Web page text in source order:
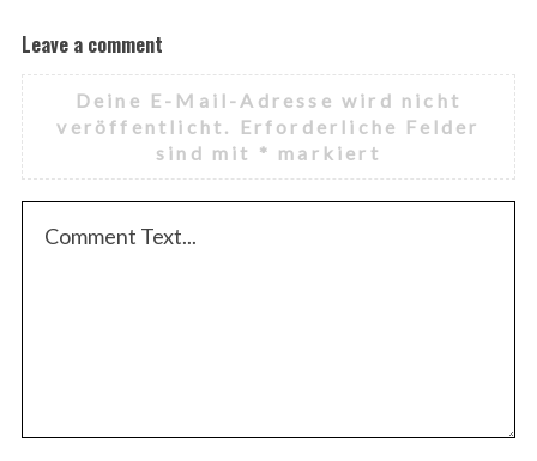
Leave a comment
Deine E-Mail-Adresse wird nicht
veröffentlicht.
Erforderliche Felder
sind mit * markiert